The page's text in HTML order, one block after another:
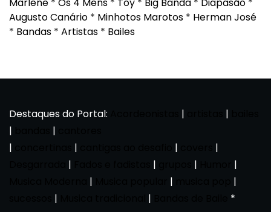
Marlene * Os 4 Mens * Toy * Big Banda * Diapasão *
Augusto Canário * Minhotos Marotos * Herman José
* Bandas * Artistas * Bailes
Destaques do Portal: | |
|
|
|
| |
|
| | |
|
| |
|
| | *